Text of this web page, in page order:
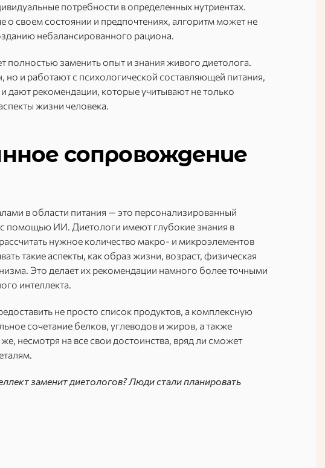
потребности в определенных нутриентах.
своем состоянии и предпочтениях, алгоритм может не
небалансированного рациона.
полностью заменить опыт и знания живого диетолога.
и работают с психологической составляющей питания,
дают рекомендации, которые учитывают не только
жизни человека.
сопровождение
в области питания — это персонализированный
помощью ИИ. Диетологи имеют глубокие знания в
нужное количество макро- и микроэлементов
такие аспекты, как образ жизни, возраст, физическая
Это делает их рекомендации намного более точными
интеллекта.
не просто список продуктов, а комплексную
сочетание белков, углеводов и жиров, а также
несмотря на все свои достоинства, вряд ли сможет
заменит диетологов? Люди стали планировать